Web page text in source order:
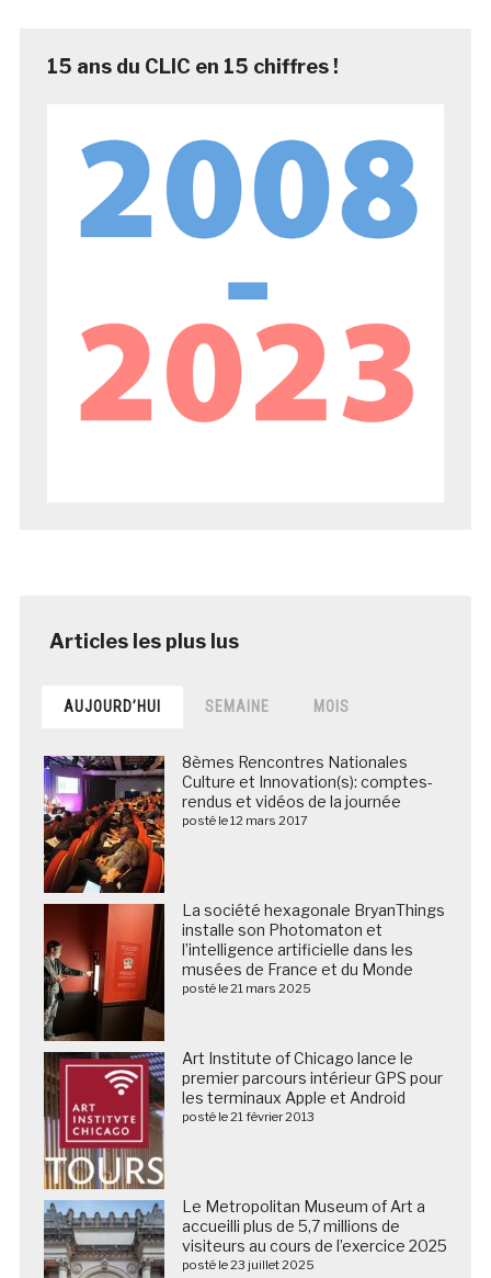
15 ans du CLIC en 15 chiffres !
AUJOURD’HUI SEMAINE MOIS
8èmes Rencontres Nationales
Culture et Innovation(s): comptes-
rendus et vidéos de la journée
posté le 12 mars 2017
La société hexagonale BryanThings
installe son Photomaton et
l’intelligence artificielle dans les
musées de France et du Monde
posté le 21 mars 2025
Art Institute of Chicago lance le
premier parcours intérieur GPS pour
les terminaux Apple et Android
posté le 21 février 2013
Le Metropolitan Museum of Art a
accueilli plus de 5,7 millions de
visiteurs au cours de l’exercice 2025
posté le 23 juillet 2025